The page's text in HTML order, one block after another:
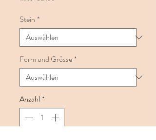
Stein *
Form und Grösse*
Anzahl *